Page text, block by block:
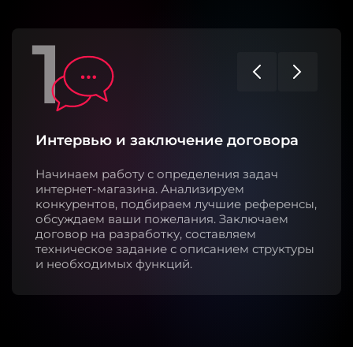
1
Интервью и заключение договора
Начинаем работу с определения задач
интернет-магазина. Анализируем
конкурентов, подбираем лучшие референсы,
обсуждаем ваши пожелания. Заключаем
договор на разработку, составляем
техническое задание с описанием структуры
и необходимых функций.